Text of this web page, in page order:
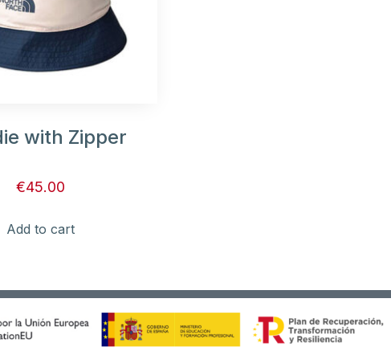
with Zipper
€45.00
Add to cart